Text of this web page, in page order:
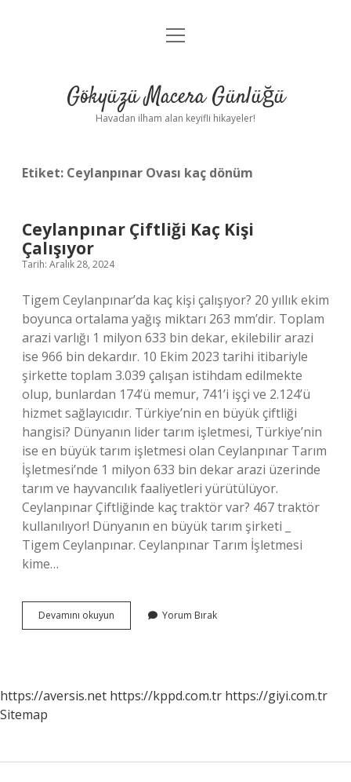
Anasayfa
Yasal Uyarı
menüyü
Gökyüzü Macera Günlüğü
Havadan ilham alan keyifli hikayeler!
Etiket: Ceylanpınar Ovası kaç dönüm
Ceylanpınar Çiftliği Kaç Kişi
Çalışıyor
Tarih: Aralık 28, 2024
Tigem Ceylanpınar’da kaç kişi çalışıyor? 20 yıllık ekim
boyunca ortalama yağış miktarı 263 mm’dir. Toplam
arazi varlığı 1 milyon 633 bin dekar, ekilebilir arazi
ise 966 bin dekardır. 10 Ekim 2023 tarihi itibariyle
şirkette toplam 3.039 çalışan istihdam edilmekte
olup, bunlardan 174’ü memur, 741’i işçi ve 2.124’ü
hizmet sağlayıcıdır. Türkiye’nin en büyük çiftliği
hangisi? Dünyanın lider tarım işletmesi, Türkiye’nin
ise en büyük tarım işletmesi olan Ceylanpınar Tarım
İşletmesi’nde 1 milyon 633 bin dekar arazi üzerinde
tarım ve hayvancılık faaliyetleri yürütülüyor.
Ceylanpınar Çiftliğinde kaç traktör var? 467 traktör
kullanılıyor! Dünyanın en büyük tarım şirketi _
Tigem Ceylanpınar. Ceylanpınar Tarım İşletmesi
kime…
Devamını okuyun Ceylanpınar
Çiftliği
Yorum Bırak
https://aversis.net https://kppd.com.tr https://giyi.com.tr
Sitemap